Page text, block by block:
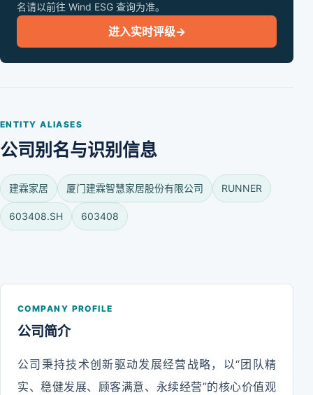
名请以前往 Wind ESG 查询为准。
进入实时评级→
ENTITY ALIASES
公司别名与识别信息
建霖家居 厦门建霖智慧家居股份有限公司 RUNNER
603408.SH 603408
COMPANY PROFILE
公司简介
公司秉持技术创新驱动发展经营战略，以“团队精
实、稳健发展、顾客满意、永续经营”的核心价值观